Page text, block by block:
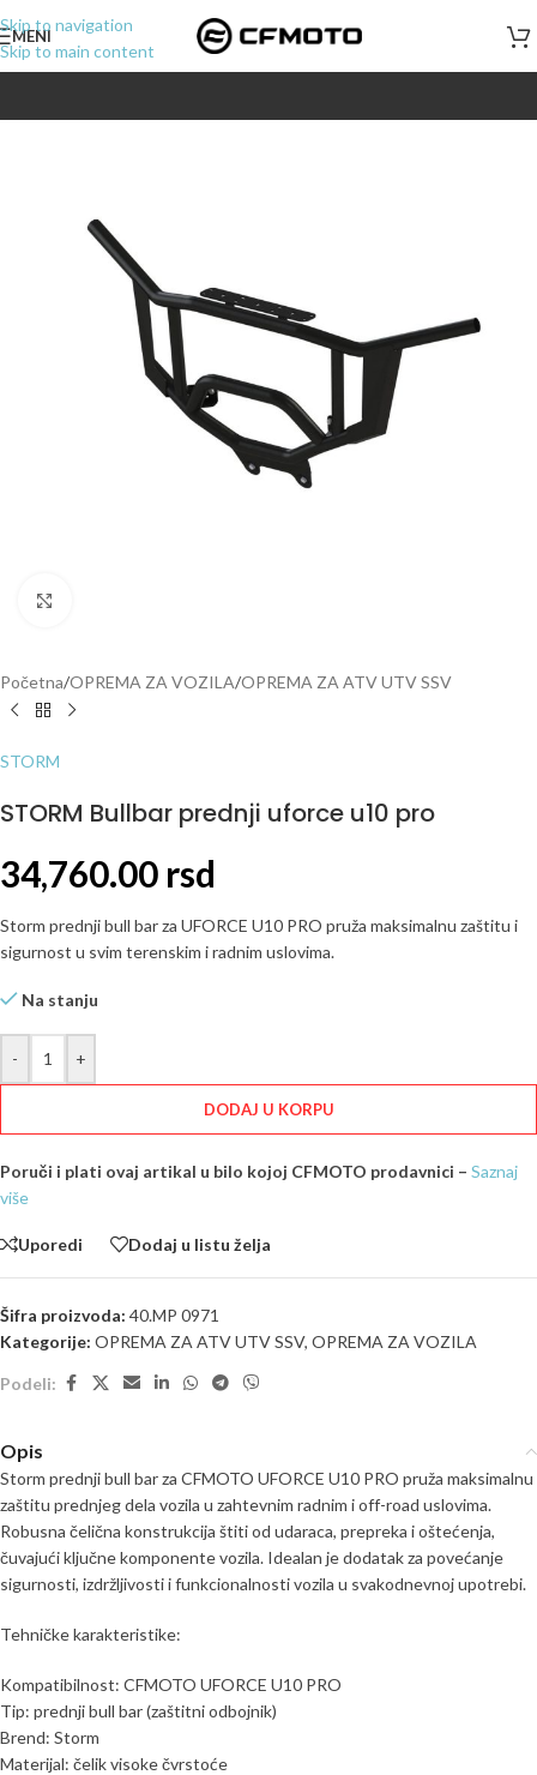
Skip to navigation
Skip to main content
MENI
Početna/OPREMA ZA VOZILA/OPREMA ZA ATV UTV SSV
STORM
STORM Bullbar prednji uforce u10 pro
34,760.00 rsd
Storm prednji bull bar za UFORCE U10 PRO pruža maksimalnu zaštitu i
sigurnost u svim terenskim i radnim uslovima.
Na stanju
- +
DODAJ U KORPU
Poruči i plati ovaj artikal u bilo kojoj CFMOTO prodavnici – Saznaj
više
Uporedi Dodaj u listu želja
Šifra proizvoda: 40.MP 0971
Kategorije: OPREMA ZA ATV UTV SSV, OPREMA ZA VOZILA
Podeli:
Opis
Storm prednji bull bar za CFMOTO UFORCE U10 PRO pruža maksimalnu
zaštitu prednjeg dela vozila u zahtevnim radnim i off-road uslovima.
Robusna čelična konstrukcija štiti od udaraca, prepreka i oštećenja,
čuvajući ključne komponente vozila. Idealan je dodatak za povećanje
sigurnosti, izdržljivosti i funkcionalnosti vozila u svakodnevnoj upotrebi.
Tehničke karakteristike:
Kompatibilnost: CFMOTO UFORCE U10 PRO
Tip: prednji bull bar (zaštitni odbojnik)
Brend: Storm
Materijal: čelik visoke čvrstoće